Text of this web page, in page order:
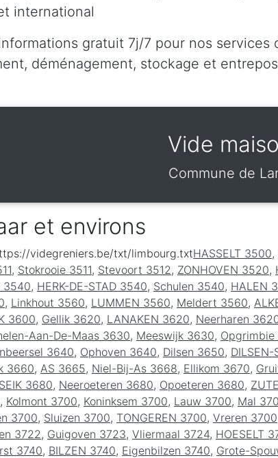
international
gratuit 7j/7 pour nos
déménagement, stockage et
Vide
Commune de
et environs
videgreniers.be/txt/limbourg.txtHASSELT 3500,
, Stokrooie 3511, Stevoort 3512 , ZONHOVEN 3520,
3540, HERK-DE-STAD 3540, Schulen 3540, HALEN
, Linkhout 3560, LUMMEN 3560, Meldert 3560,
3600, Gellik 3620, LANAKEN 3620, Neerharen
Aan-De-Maas 3630, Meeswijk 3630,
3640, Ophoven 3640, Dilsen 3650, DILSEN-
3660, AS 3665, Niel-Bij-As 3668, Ellikom 3670,
3680, Neeroeteren 3680, Opoeteren 3680,
, Kolmont 3700, Koninksem 3700, Lauw 3700, Mal
3700, Sluizen 3700, TONGEREN 3700, Vreren 3700
3722 , Guigoven 3723, Vliermaal 3724, HOESELT
3740, BILZEN 3740, Eigenbilzen 3740, Grote-